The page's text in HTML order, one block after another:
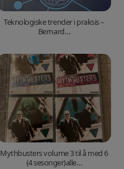
Teknologiske trender i praksis –
Bernard…
Mythbusters volume 3 til å med 6
(4 sesonger)alle…